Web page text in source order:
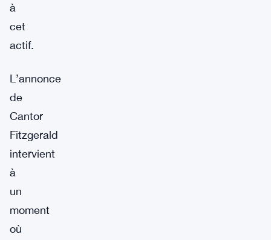
à
cet
actif.
L’annonce
de
Cantor
Fitzgerald
intervient
à
un
moment
où